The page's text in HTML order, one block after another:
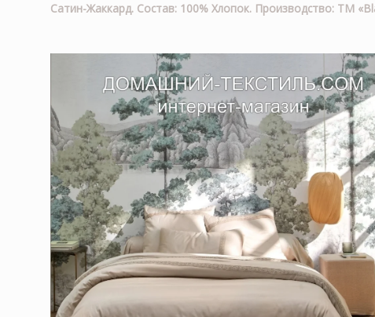
Сатин-Жаккард. Состав: 100% Хлопок. Производство: ТМ